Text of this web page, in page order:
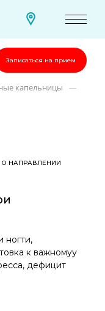
Записаться на прием
капельницы —
О НАПРАВЛЕНИИ
ногти,
к важномуу
дефицит